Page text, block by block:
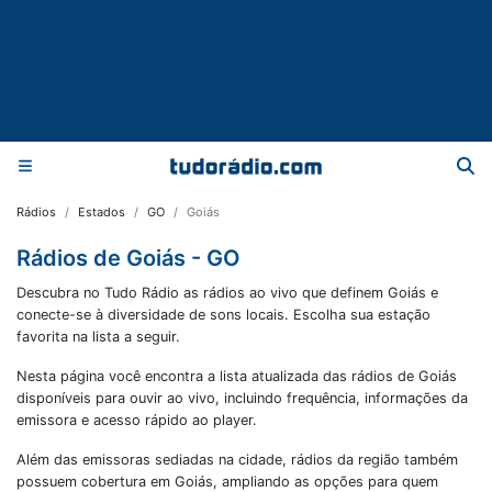
Rádios Estados GO Goiás
Rádios de Goiás - GO
Descubra no Tudo Rádio as rádios ao vivo que definem Goiás e
conecte-se à diversidade de sons locais. Escolha sua estação
favorita na lista a seguir.
Nesta página você encontra a lista atualizada das rádios de Goiás
disponíveis para ouvir ao vivo, incluindo frequência, informações da
emissora e acesso rápido ao player.
Além das emissoras sediadas na cidade, rádios da região também
possuem cobertura em Goiás, ampliando as opções para quem